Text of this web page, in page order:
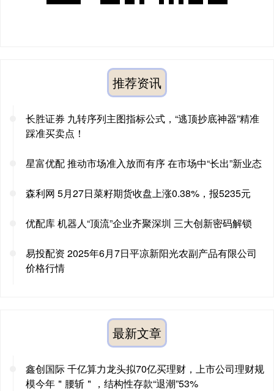
推荐资讯
长胜证券 九转序列主图指标公式，“逃顶抄底神器”精准
踩准买卖点！
星富优配 推动市场准入放而有序 在市场中“长出”新业态
森利网 5月27日菜籽期货收盘上涨0.38%，报5235元
优配库 机器人“顶流”企业齐聚深圳 三大创新密码解锁
易投配资 2025年6月7日平凉新阳光农副产品有限公司
价格行情
最新文章
鑫创国际 千亿算力龙头拟70亿买理财，上市公司理财规
模今年＂腰斩＂，结构性存款“退潮”53%